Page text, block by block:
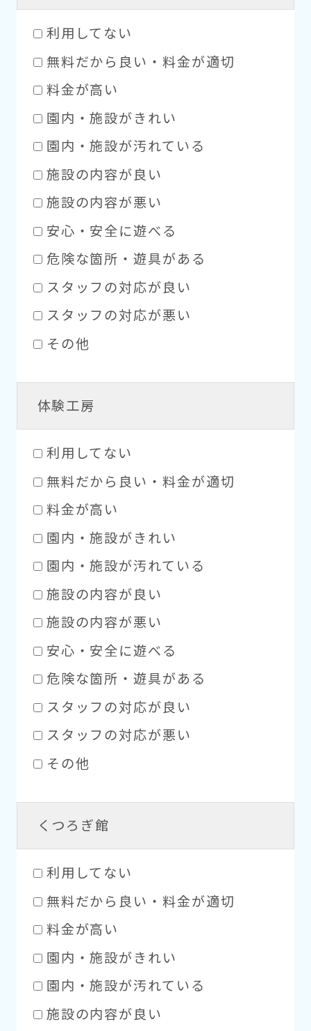
利用してない
無料だから良い・料金が適切
料金が高い
園内・施設がきれい
園内・施設が汚れている
施設の内容が良い
施設の内容が悪い
安心・安全に遊べる
危険な箇所・遊具がある
スタッフの対応が良い
スタッフの対応が悪い
その他
体験工房
利用してない
無料だから良い・料金が適切
料金が高い
園内・施設がきれい
園内・施設が汚れている
施設の内容が良い
施設の内容が悪い
安心・安全に遊べる
危険な箇所・遊具がある
スタッフの対応が良い
スタッフの対応が悪い
その他
くつろぎ館
利用してない
無料だから良い・料金が適切
料金が高い
園内・施設がきれい
園内・施設が汚れている
施設の内容が良い